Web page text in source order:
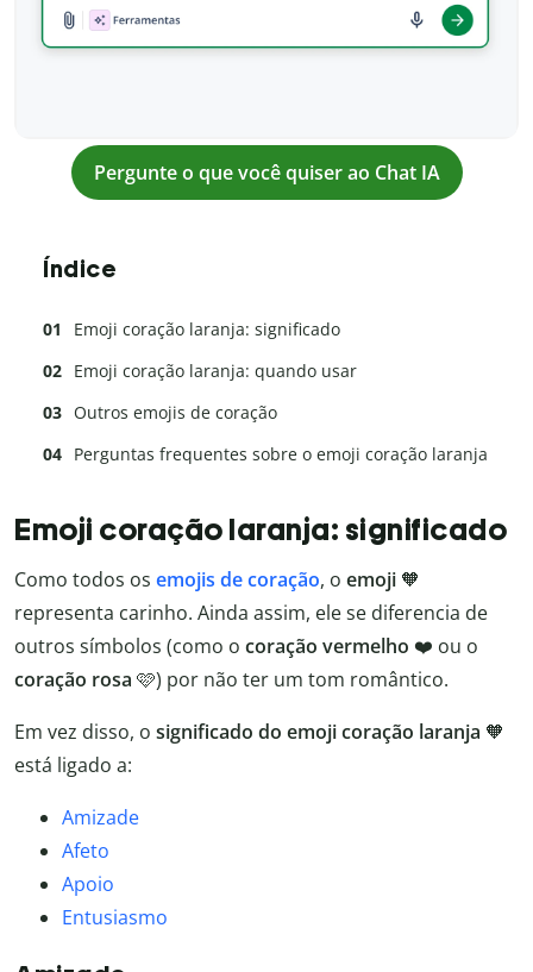
Pergunte o que você quiser ao Chat IA
Índice
Emoji coração laranja: significado
Emoji coração laranja: quando usar
Outros emojis de coração
Perguntas frequentes sobre o emoji coração laranja
Emoji coração laranja: significado
Como todos os emojis de coração, o emoji 🧡
representa carinho. Ainda assim, ele se diferencia de
outros símbolos (como o coração vermelho ❤️ ou o
coração rosa 🩷) por não ter um tom romântico.
Em vez disso, o significado do emoji coração laranja 🧡
está ligado a:
Amizade
Afeto
Apoio
Entusiasmo